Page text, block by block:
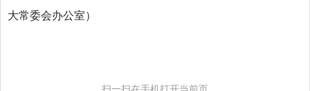
大常委会办公室）